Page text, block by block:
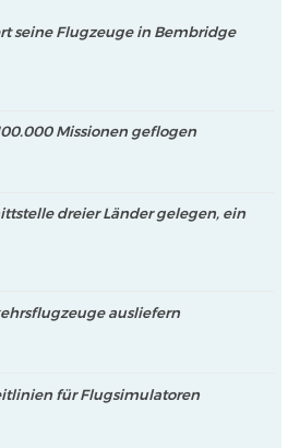
seine Flugzeuge in Bembridge
Missionen geflogen
dreier Länder gelegen, ein
ausliefern
für Flugsimulatoren